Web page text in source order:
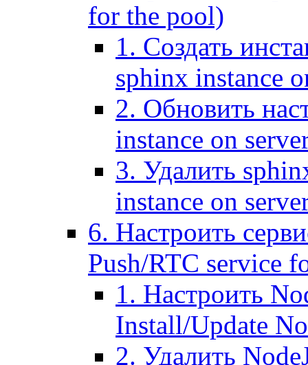
for the pool)
1. Создать
sphinx instance
2. Обновить
instance on
3. Удалить
instance on
6. Настроить
Push/RTC service
1. Настроить
Install/Update
2. Удалить